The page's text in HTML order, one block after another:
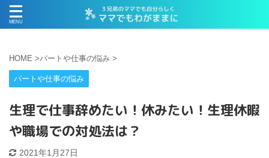
HOME >パートや仕事の悩み >
パートや仕事の悩み
生理で仕事辞めたい！休みたい！生理休暇
や職場での対処法は？
2021年1月27日